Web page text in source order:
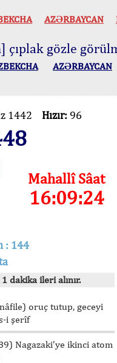
AZӘRBAYCAN
gözle
AZӘRBAYCAN
1442 Hızır: 96
Mahallî Sâat
16:09:24
: 144
dakika ileri alınır.
oruç tutup, geceyi
i şerîf
Nagazaki’ye ikinci atom